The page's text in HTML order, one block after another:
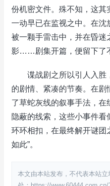
份机密文件。殊不知，这
一动早已在监视之中。在沈
被一颗手雷击中，并在昏迷
影……剧集开篇，便留下了
谍战剧之所以引人入胜，
的剧情、紧凑的节奏。在剧
了草蛇灰线的叙事手法，
隐蔽的线索，这些小事件看
环环相扣，在最终解开谜团
如此”。
本文由本站发布，不代表本站